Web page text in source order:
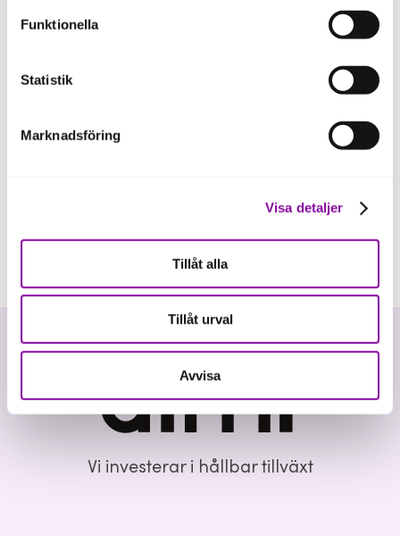
förutom för kakor som är nödvändiga för att hemsidan
ska fungera se mer under inställningar.
Funktionella
Statistik
Marknadsföring
Visa detaljer
Tillåt alla
Tillåt urval
Avvisa
Vi investerar i hållbar tillväxt